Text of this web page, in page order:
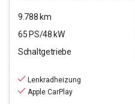
9.788 km
65 PS/48 kW
Schaltgetriebe
Lenkradheizung
Apple CarPlay